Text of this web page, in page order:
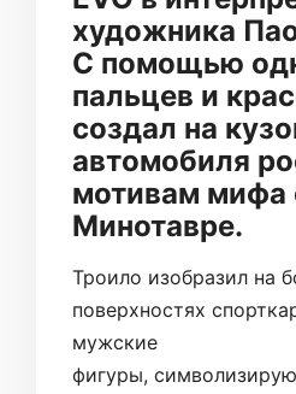
художника
С помощью
пальцев и
создал на
автомобиля
мотивам мифа
Минотавре.
Троило изобразил на
поверхностях
мужские
фигуры,